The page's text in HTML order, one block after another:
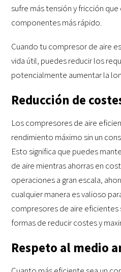
sufre más tensión y fricción
componentes más rápido.
Cuando tu compresor de aire
vida útil, puedes reducir los
potencialmente aumentar la
Reducción de
Los compresores de aire
rendimiento máximo sin un
Esto significa que puedes
de aire mientras ahorras en
operaciones a gran escala,
cualquier manera es valioso
compresores de aire eficientes
formas de reducir costes y
Respeto al medio